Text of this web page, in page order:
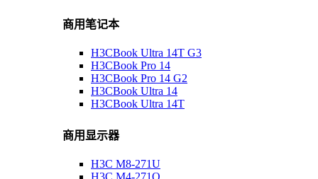
商用笔记本
H3CBook Ultra 14T G3
H3CBook Pro 14
H3CBook Pro 14 G2
H3CBook Ultra 14
H3CBook Ultra 14T
商用显示器
H3C M8-271U
H3C M4-271Q